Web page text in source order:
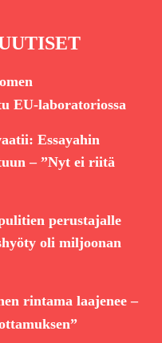
EU-laboratoriossa
Essayahin
– ”Nyt ei riitä
perustajalle
oli miljoonan
rintama laajenee –